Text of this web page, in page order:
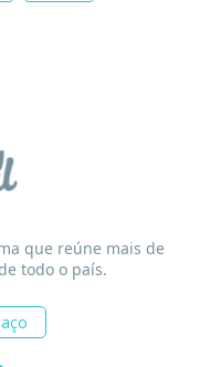
que reúne mais de
todo o país.